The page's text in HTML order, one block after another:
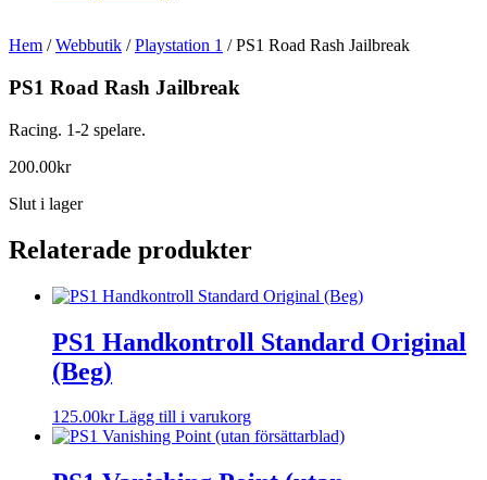
Hem /Webbutik /Playstation 1 / PS1 Road Rash Jailbreak
PS1 Road Rash Jailbreak
Racing. 1-2 spelare.
200.00kr
Slut i lager
Relaterade produkter
PS1 Handkontroll Standard Original
(Beg)
125.00kr Lägg till i varukorg